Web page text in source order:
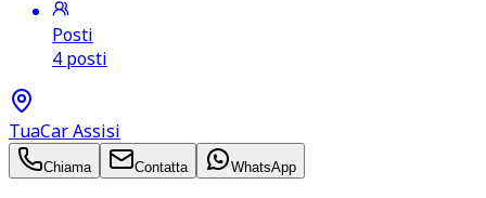
Posti
4 posti
TuaCar Assisi
Chiama Contatta WhatsApp